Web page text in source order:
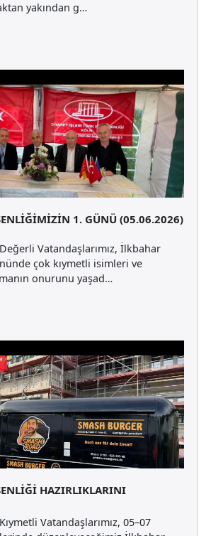
yakından g…
1. GÜNÜ (05.06.2026)
Vatandaşlarımız, İlkbahar
çok kıymetli isimleri ve
onurunu yaşad…
HAZIRLIKLARINI
Vatandaşlarımız, 05–07